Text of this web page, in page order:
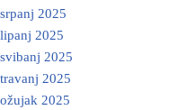
srpanj 2025
lipanj 2025
svibanj 2025
travanj 2025
ožujak 2025